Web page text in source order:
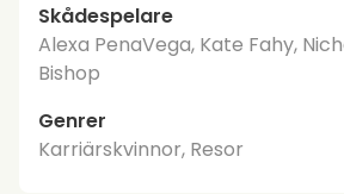
Skådespelare
Alexa PenaVega, Kate Fahy,
Bishop
Genrer
Karriärskvinnor, Resor